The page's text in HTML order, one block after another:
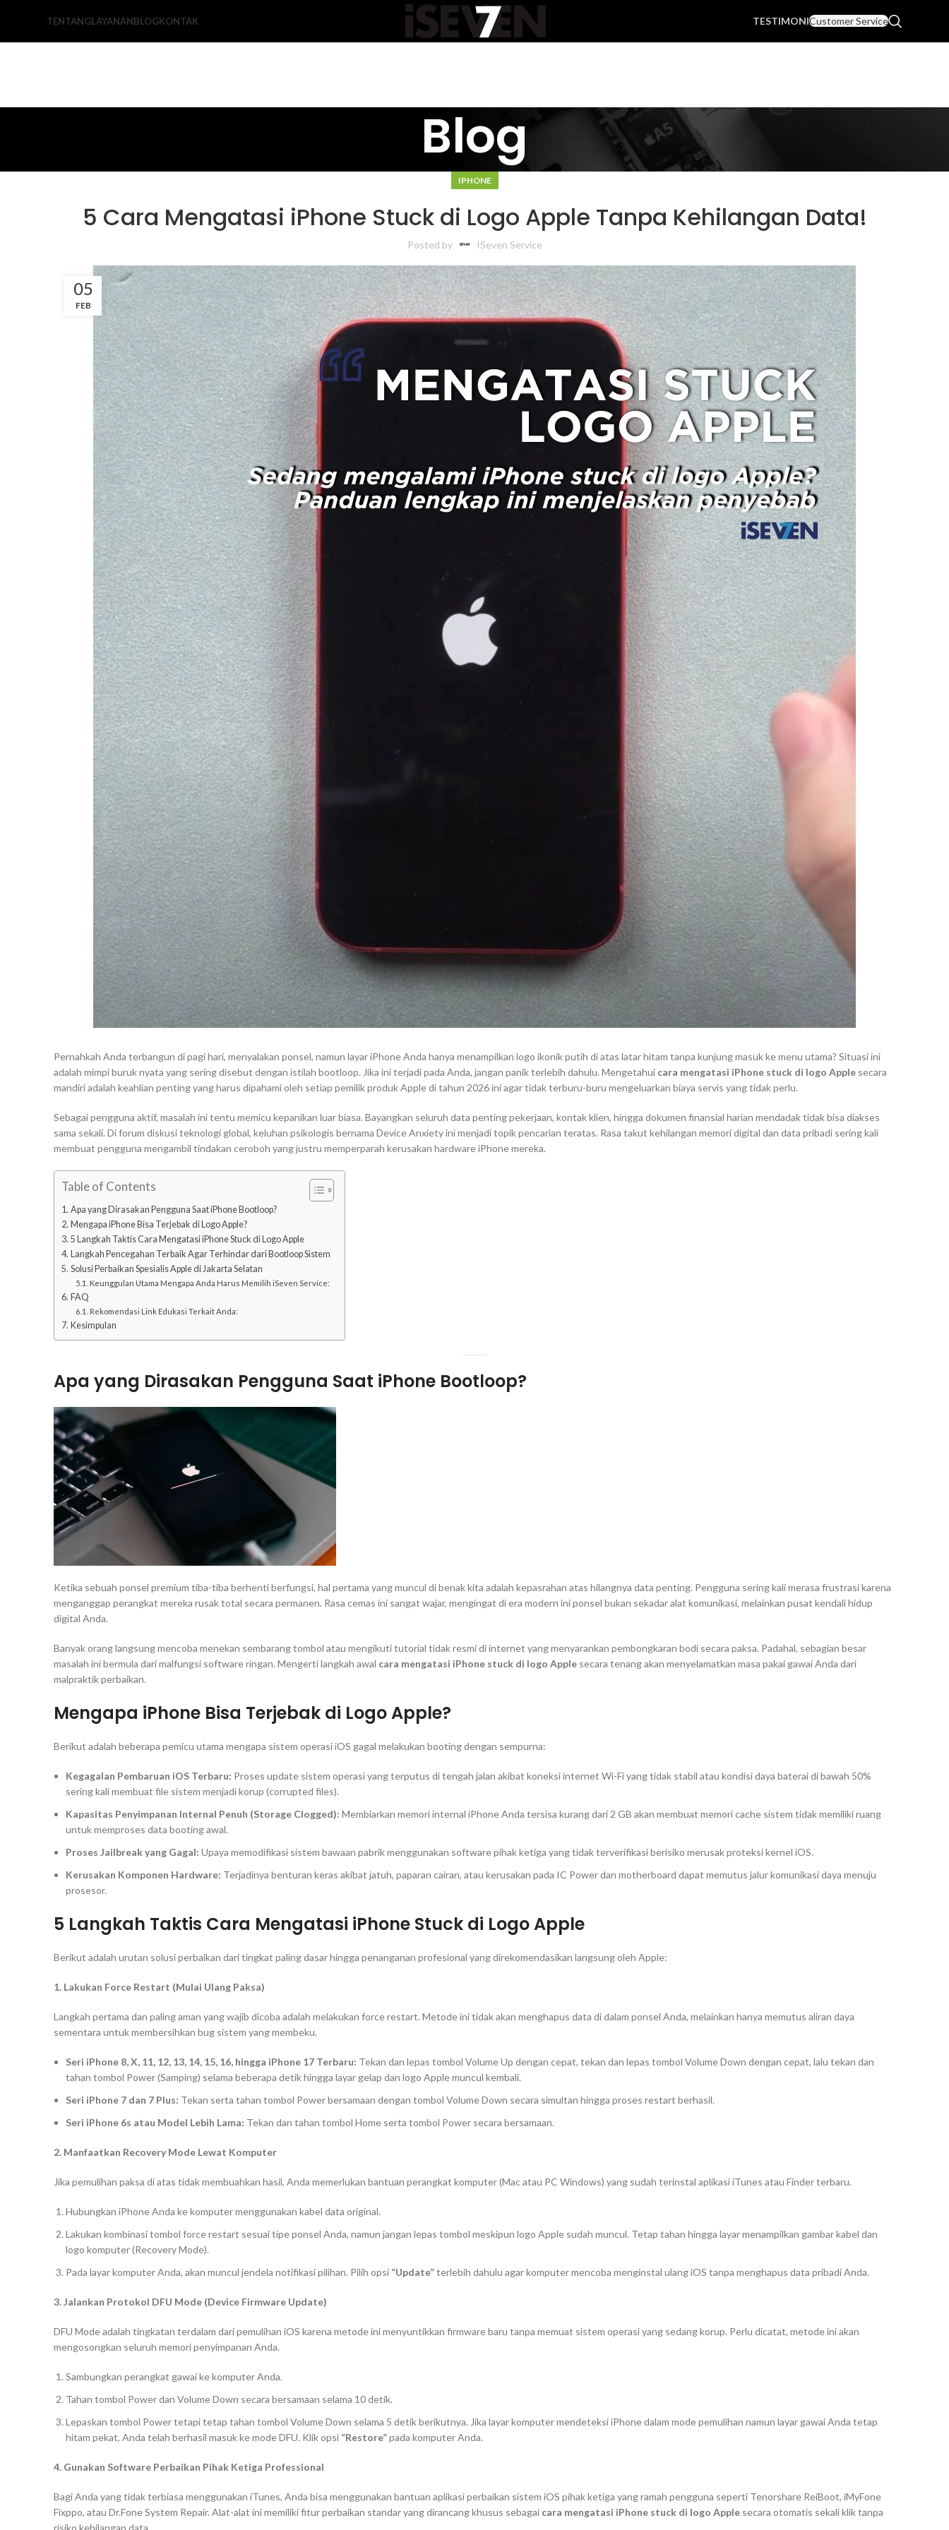
TENTANGLAYANANBLOGKONTAK TESTIMONICustomer Service
Blog
IPHONE
5 Cara Mengatasi iPhone Stuck di Logo Apple Tanpa Kehilangan Data!
Posted by ISeven Service
05
FEB
Pernahkah Anda terbangun di pagi hari, menyalakan ponsel, namun layar iPhone Anda hanya menampilkan logo ikonik putih di atas latar hitam tanpa kunjung masuk ke menu utama? Situasi ini
adalah mimpi buruk nyata yang sering disebut dengan istilah bootloop. Jika ini terjadi pada Anda, jangan panik terlebih dahulu. Mengetahui cara mengatasi iPhone stuck di logo Apple secara
mandiri adalah keahlian penting yang harus dipahami oleh setiap pemilik produk Apple di tahun 2026 ini agar tidak terburu-buru mengeluarkan biaya servis yang tidak perlu.
Sebagai pengguna aktif, masalah ini tentu memicu kepanikan luar biasa. Bayangkan seluruh data penting pekerjaan, kontak klien, hingga dokumen finansial harian mendadak tidak bisa diakses
sama sekali. Di forum diskusi teknologi global, keluhan psikologis bernama Device Anxietyini menjadi topik pencarian teratas. Rasa takut kehilangan memori digital dan data pribadi sering kali
membuat pengguna mengambil tindakan ceroboh yang justru memperparah kerusakan hardware iPhone mereka.
Table of Contents
Apa yang Dirasakan Pengguna Saat iPhone Bootloop?
Mengapa iPhone Bisa Terjebak di Logo Apple?
5 Langkah Taktis Cara Mengatasi iPhone Stuck di Logo Apple
Langkah Pencegahan Terbaik Agar Terhindar dari Bootloop Sistem
Solusi Perbaikan Spesialis Apple di Jakarta Selatan
Keunggulan Utama Mengapa Anda Harus Memilih iSeven Service:
FAQ
Rekomendasi Link Edukasi Terkait Anda:
Kesimpulan
Apa yang Dirasakan Pengguna Saat iPhone Bootloop?
Ketika sebuah ponsel premium tiba-tiba berhenti berfungsi, hal pertama yang muncul di benak kita adalah kepasrahan atas hilangnya data penting. Pengguna sering kali merasa frustrasi karena
menganggap perangkat mereka rusak total secara permanen. Rasa cemas ini sangat wajar, mengingat di era modern ini ponsel bukan sekadar alat komunikasi, melainkan pusat kendali hidup
digital Anda.
Banyak orang langsung mencoba menekan sembarang tombol atau mengikuti tutorial tidak resmi di internet yang menyarankan pembongkaran bodi secara paksa. Padahal, sebagian besar
masalah ini bermula dari malfungsi software ringan. Mengerti langkah awal cara mengatasi iPhone stuck di logo Apple secara tenang akan menyelamatkan masa pakai gawai Anda dari
malpraktik perbaikan.
Mengapa iPhone Bisa Terjebak di Logo Apple?
Berikut adalah beberapa pemicu utama mengapa sistem operasi iOS gagal melakukan bootingdengan sempurna:
Kegagalan Pembaruan iOS Terbaru: Proses update sistem operasi yang terputus di tengah jalan akibat koneksi internet Wi-Fi yang tidak stabil atau kondisi daya baterai di bawah 50%
sering kali membuat file sistem menjadi korup (corrupted files).
Kapasitas Penyimpanan Internal Penuh (Storage Clogged): Membiarkan memori internal iPhone Anda tersisa kurang dari 2 GB akan membuat memoricache sistem tidak memiliki ruang
untuk memproses data bootingawal.
Proses Jailbreak yang Gagal: Upaya memodifikasi sistem bawaan pabrik menggunakan softwarepihak ketiga yang tidak terverifikasi berisiko merusak proteksi kernel iOS.
Kerusakan Komponen Hardware: Terjadinya benturan keras akibat jatuh, paparan cairan, atau kerusakan pada IC Power dan motherboard dapat memutus jalur komunikasi daya menuju
prosesor.
5 Langkah Taktis Cara Mengatasi iPhone Stuck di Logo Apple
Berikut adalah urutan solusi perbaikan dari tingkat paling dasar hingga penanganan profesional yang direkomendasikan langsung oleh Apple:
1. Lakukan Force Restart (Mulai Ulang Paksa)
Langkah pertama dan paling aman yang wajib dicoba adalah melakukan force restart. Metode ini tidak akan menghapus data di dalam ponsel Anda, melainkan hanya memutus aliran daya
sementara untuk membersihkan bug sistem yang membeku.
Seri iPhone 8, X, 11, 12, 13, 14, 15, 16, hingga iPhone 17 Terbaru: Tekan dan lepas tombol Volume Up dengan cepat, tekan dan lepas tombol Volume Down dengan cepat, lalu tekan dan
tahan tombol Power(Samping) selama beberapa detik hingga layar gelap dan logo Apple muncul kembali.
Seri iPhone 7 dan 7 Plus: Tekan serta tahan tombol Powerbersamaan dengan tombol Volume Down secara simultan hingga proses restart berhasil.
Seri iPhone 6s atau Model Lebih Lama: Tekan dan tahan tombol Home serta tombol Power secara bersamaan.
2. Manfaatkan Recovery Mode Lewat Komputer
Jika pemulihan paksa di atas tidak membuahkan hasil, Anda memerlukan bantuan perangkat komputer (Mac atau PC Windows) yang sudah terinstal aplikasi iTunes atau Finder terbaru.
Hubungkan iPhone Anda ke komputer menggunakan kabel data original.
Lakukan kombinasi tombol force restart sesuai tipe ponsel Anda, namun jangan lepas tombol meskipun logo Apple sudah muncul. Tetap tahan hingga layar menampilkan gambar kabel dan
logo komputer (Recovery Mode).
Pada layar komputer Anda, akan muncul jendela notifikasi pilihan. Pilih opsi “Update”terlebih dahulu agar komputer mencoba menginstal ulang iOS tanpa menghapus data pribadi Anda.
3. Jalankan Protokol DFU Mode (Device Firmware Update)
DFU Mode adalah tingkatan terdalam dari pemulihan iOS karena metode ini menyuntikkan firmwarebaru tanpa memuat sistem operasi yang sedang korup. Perlu dicatat, metode ini akan
mengosongkan seluruh memori penyimpanan Anda.
Sambungkan perangkat gawai ke komputer Anda.
Tahan tombol Powerdan Volume Down secara bersamaan selama 10 detik.
Lepaskan tombol Powertetapi tetap tahan tombol Volume Down selama 5 detik berikutnya. Jika layar komputer mendeteksi iPhone dalam mode pemulihan namun layar gawai Anda tetap
hitam pekat, Anda telah berhasil masuk ke mode DFU. Klik opsi “Restore”pada komputer Anda.
4. Gunakan Software Perbaikan Pihak Ketiga Professional
Bagi Anda yang tidak terbiasa menggunakan iTunes, Anda bisa menggunakan bantuan aplikasi perbaikan sistem iOS pihak ketiga yang ramah pengguna seperti Tenorshare ReiBoot, iMyFone
Fixppo, atau Dr.Fone System Repair. Alat-alat ini memiliki fitur perbaikan standar yang dirancang khusus sebagai cara mengatasi iPhone stuck di logo Apple secara otomatis sekali klik tanpa
risiko kehilangan data.